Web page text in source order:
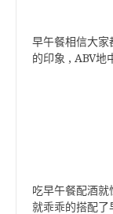
早午餐相信大家
的印象 , ABV地
吃早午餐配酒
就乖乖的搭配了